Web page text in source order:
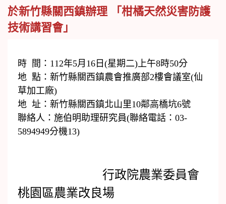
於新竹縣關西鎮辦理 「柑橘天然災害防護
技術講習會」
時 間：112年5月16日(星期二)上午8時50分
地 點：新竹縣關西鎮農會推廣部2樓會議室(仙
草加工廠)
地 址：新竹縣關西鎮北山里10鄰高橋坑6號
聯絡人：施伯明助理研究員(聯絡電話：03-
5894949分機13)
行政院農業委員會
桃園區農業改良場